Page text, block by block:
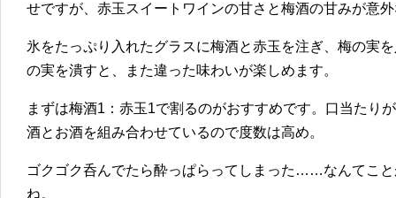
せですが、赤玉スイートワインの甘さと梅酒の甘みが意
氷をたっぷり入れたグラスに梅酒と赤玉を注ぎ、梅の実
の実を潰すと、また違った味わいが楽しめます。
まずは梅酒1：赤玉1で割るのがおすすめです。口当たり
酒とお酒を組み合わせているので度数は高め。
ゴクゴク呑んでたら酔っぱらってしまった……なんてこ
ね。